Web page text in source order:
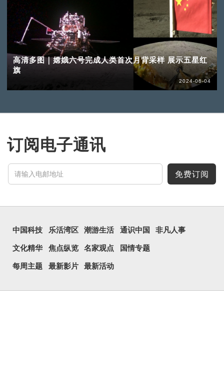
高清多图｜嫦娥六号完成人类首次月背采样 展示五星红
旗
2024-06-04
订阅电子通讯
免费订阅
中国科技 乐活湾区 潮游生活 通识中国 非凡人事
文化精华 焦点纵览 名家观点 国情专题
每周主题 最新影片 最新活动